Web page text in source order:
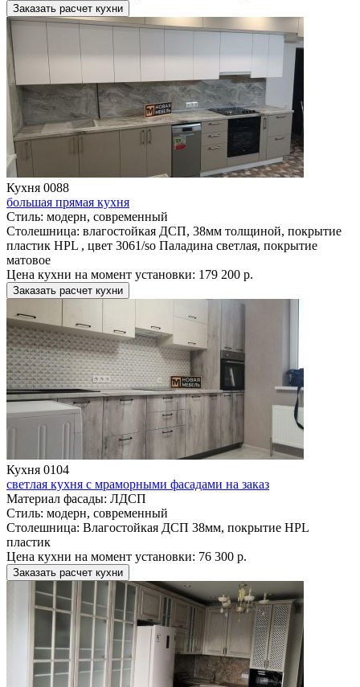
Заказать расчет кухни
Кухня 0088
большая прямая кухня
Стиль: модерн, современный
Столешница: влагостойкая ДСП, 38мм толщиной, покрытие
пластик HPL , цвет 3061/so Паладина светлая, покрытие
матовое
Цена кухни на момент установки: 179 200 р.
Заказать расчет кухни
Кухня 0104
светлая кухня с мраморными фасадами на заказ
Материал фасады: ЛДСП
Стиль: модерн, современный
Столешница: Влагостойкая ДСП 38мм, покрытие HPL
пластик
Цена кухни на момент установки: 76 300 р.
Заказать расчет кухни